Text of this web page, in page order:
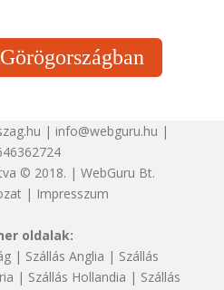
| info@webguru.hu |
© 2018. | WebGuru Bt.
| Impresszum
oldalak:
| Szállás Anglia | Szállás
| Szállás Hollandia | Szállás